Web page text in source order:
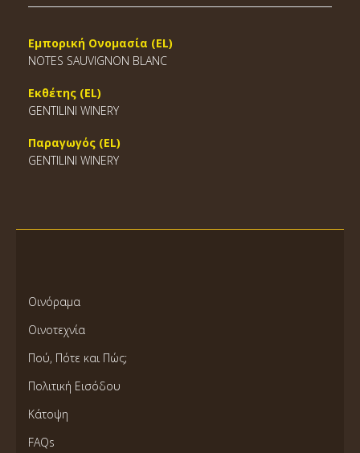
Εμπορική Ονομασία (EL)
NOTES SAUVIGNON BLANC
Εκθέτης (EL)
GENTILINI WINERY
Παραγωγός (EL)
GENTILINI WINERY
Οινόραμα
Οινοτεχνία
Πού, Πότε και Πώς;
Πολιτική Εισόδου
Κάτοψη
FAQs